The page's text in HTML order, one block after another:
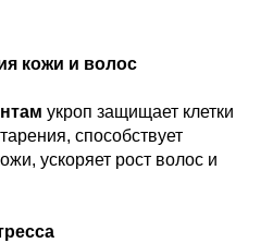
кожи и волос
укроп защищает клетки
способствует
ускоряет рост волос и